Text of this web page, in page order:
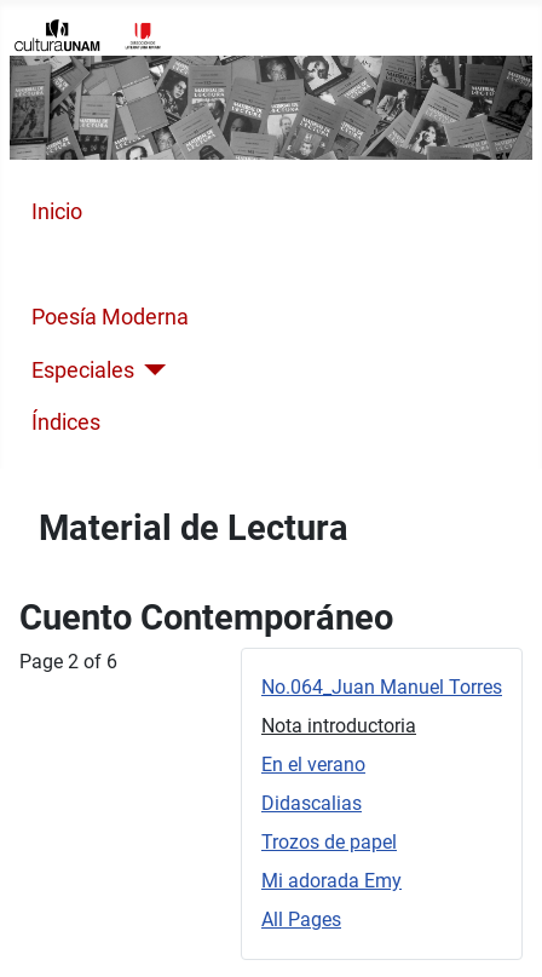
Inicio
Poesía Moderna
Especiales
Índices
Material de Lectura
Cuento Contemporáneo
No.064_Juan Manuel Torres
Nota introductoria
En el verano
Didascalias
Trozos de papel
Mi adorada Emy
All Pages
Page 2 of 6